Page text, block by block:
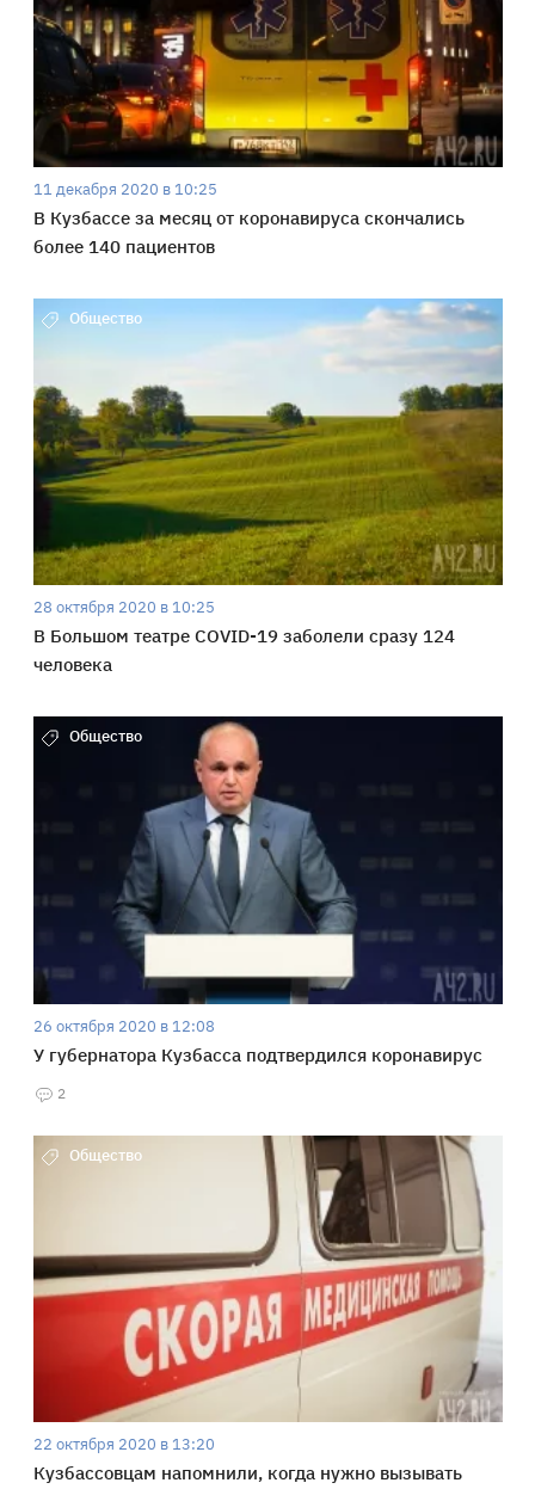
11 декабря 2020 в 10:25
В Кузбассе за месяц от коронавируса скончались
более 140 пациентов
Общество
28 октября 2020 в 10:25
В Большом театре COVID-19 заболели сразу 124
человека
Общество
26 октября 2020 в 12:08
У губернатора Кузбасса подтвердился коронавирус
2
Общество
22 октября 2020 в 13:20
Кузбассовцам напомнили, когда нужно вызывать